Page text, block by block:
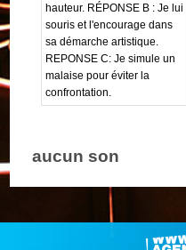
hauteur. RÉPONSE B : Je lui
souris et l'encourage dans
sa démarche artistique.
REPONSE C: Je simule un
malaise pour éviter la
confrontation.
aucun son